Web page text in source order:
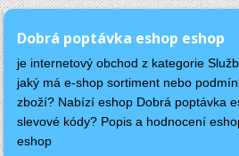
Dobrá poptávka eshop eshop
je internetový obchod z kategorie
jaký má e-shop sortiment nebo
zboží? Nabízí eshop Dobrá poptávka
slevové kódy? Popis a hodnocení
eshop